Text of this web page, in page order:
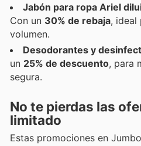
Jabón para ropa Ariel
Con un 30% de rebaja, ideal
volumen.
Desodorantes y
un 25% de descuento, para
segura.
No te pierdas las
limitado
Estas promociones en